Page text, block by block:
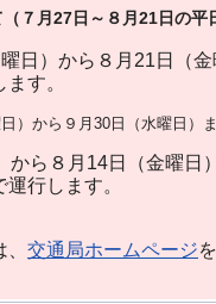
７月27日～８月21日の
日）から８月21日（
す。
から９月30日（水曜日）ま
ら８月14日（金曜日
行します。
交通局ホームページ